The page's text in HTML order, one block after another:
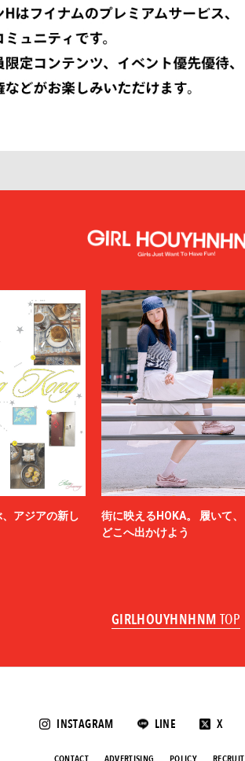
アジアの新し
街に映えるHOKA。 履いて、
どこへ出かけよう
GIRLHOUYHNHNM TOP
INSTAGRAM LINE X
CONTACT ADVERTISING POLICY RECRUIT